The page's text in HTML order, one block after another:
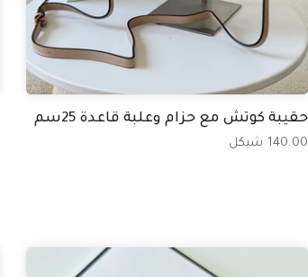
حقيبة كوتش مع حزام وعلبة قاعدة 25سم
140.00 شيكل